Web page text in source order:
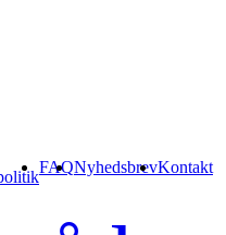
FAQNyhedsbrevKontakt